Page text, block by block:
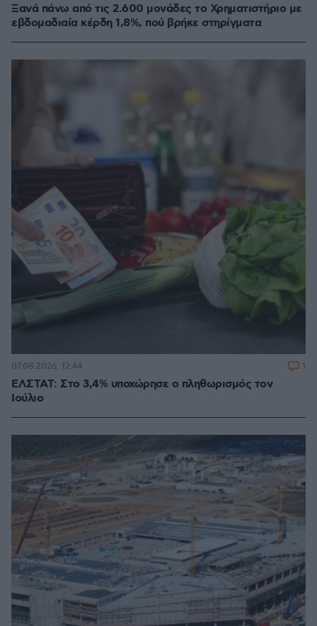
Ξανά πάνω από τις 2.600 μονάδες το Χρηματιστήριο με
εβδομαδιαία κέρδη 1,8%, πού βρήκε στηρίγματα
ΕΛΣΤΑΤ: Στο 3,4% υποχώρησε ο πληθωρισμός τον
Ιούλιο
07.08.2026, 12:44 1